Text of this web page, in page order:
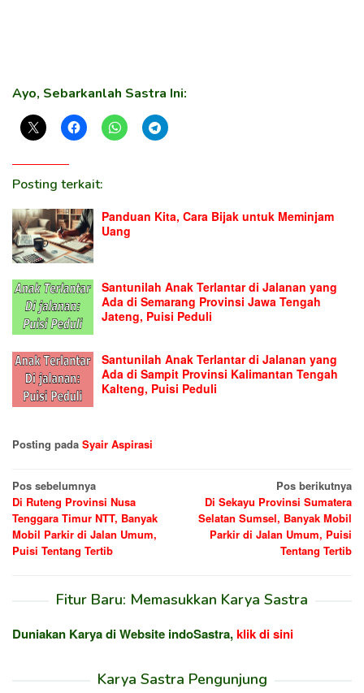
Ayo, Sebarkanlah Sastra Ini:
Posting terkait:
Panduan Kita, Cara Bijak untuk Meminjam
Uang
Santunilah Anak Terlantar di Jalanan yang
Ada di Semarang Provinsi Jawa Tengah
Jateng, Puisi Peduli
Santunilah Anak Terlantar di Jalanan yang
Ada di Sampit Provinsi Kalimantan Tengah
Kalteng, Puisi Peduli
Posting pada Syair Aspirasi
Navigasi
pos
Pos sebelumnya
Di Ruteng Provinsi Nusa
Tenggara Timur NTT, Banyak
Mobil Parkir di Jalan Umum,
Puisi Tentang Tertib
Pos berikutnya
Di Sekayu Provinsi Sumatera
Selatan Sumsel, Banyak Mobil
Parkir di Jalan Umum, Puisi
Tentang Tertib
Fitur Baru: Memasukkan Karya Sastra
Duniakan Karya di Website indoSastra,klik di sini
Karya Sastra Pengunjung